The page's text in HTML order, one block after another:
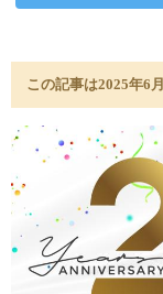
この記事は2025年6